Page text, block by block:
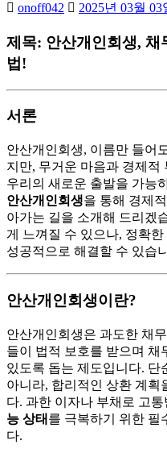
onoff042 2025년 03월 03
제목: 안산개인회생, 채
법!
서론
안산개인회생, 이름만 들어
지만, 무거운 마음과 경제적
우리의 새로운 출발을 가능
안산개인회생을 통해 경제
아가는 길을 소개해 드리겠
게 느껴질 수 있으나, 정확
성공적으로 해결할 수 있습
안산개인회생이란?
안산개인회생은 과도한 채
들이 법적 보호를 받으며 채
있도록 돕는 제도입니다. 단
아니라, 합리적인 상환 계획
다. 과한 이자나 부채로 고
능 상태 를 극복하기 위한 필
다.